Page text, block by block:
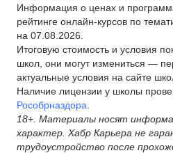
Информация о ценах и
рейтинге онлайн-курсов по
на 07.08.2026.
Итоговую стоимость и условия
школ, они могут измениться —
актуальные условия на сайте
Наличие лицензии у школы
Рособрназдора
18+. Материалы носят
характер. Хабр Карьера не
трудоустройство после